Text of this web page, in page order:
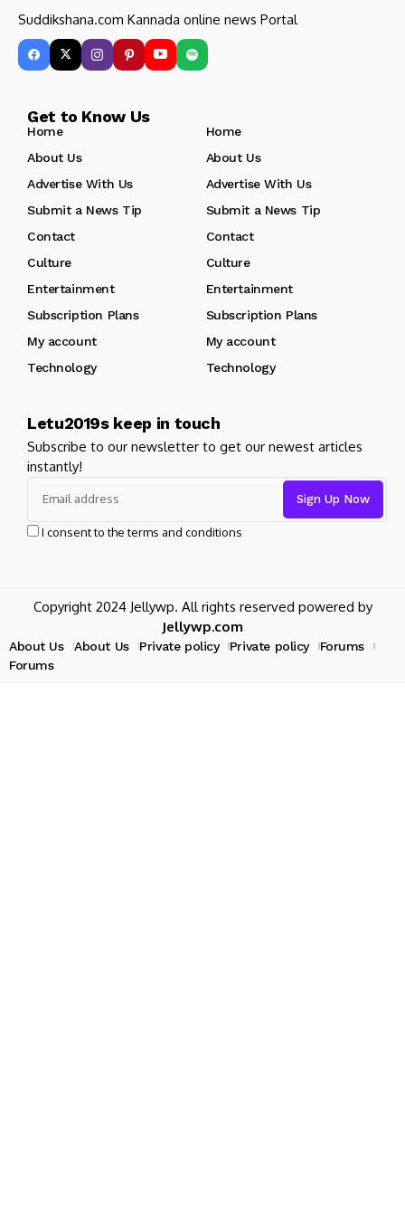
Suddikshana.com Kannada online news Portal
Get to Know Us
Home
Home
About Us
About Us
Advertise With Us
Advertise With Us
Submit a News Tip
Submit a News Tip
Contact
Contact
Culture
Culture
Entertainment
Entertainment
Subscription Plans
Subscription Plans
My account
My account
Technology
Technology
Letu2019s keep in touch
Subscribe to our newsletter to get our newest articles
instantly!
I consent to the terms and conditions
Copyright 2024 Jellywp. All rights reserved powered by
Jellywp.com
About Us About Us Private policy Private policy
Forums
Forums